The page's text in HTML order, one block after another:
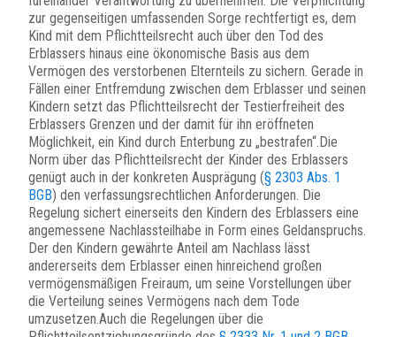
zur gegenseitigen umfassenden Sorge rechtfertigt es, dem
Kind mit dem Pflichtteilsrecht auch über den Tod des
Erblassers hinaus eine ökonomische Basis aus dem
Vermögen des verstorbenen Elternteils zu sichern. Gerade in
Fällen einer Entfremdung zwischen dem Erblasser und seinen
Kindern setzt das Pflichtteilsrecht der Testierfreiheit des
Erblassers Grenzen und der damit für ihn eröffneten
Möglichkeit, ein Kind durch Enterbung zu „bestrafen“.Die
Norm über das Pflichtteilsrecht der Kinder des Erblassers
genügt auch in der konkreten Ausprägung (§ 2303 Abs. 1
BGB) den verfassungsrechtlichen Anforderungen. Die
Regelung sichert einerseits den Kindern des Erblassers eine
angemessene Nachlassteilhabe in Form eines Geldanspruchs.
Der den Kindern gewährte Anteil am Nachlass lässt
andererseits dem Erblasser einen hinreichend großen
vermögensmäßigen Freiraum, um seine Vorstellungen über
die Verteilung seines Vermögens nach dem Tode
umzusetzen.Auch die Regelungen über die